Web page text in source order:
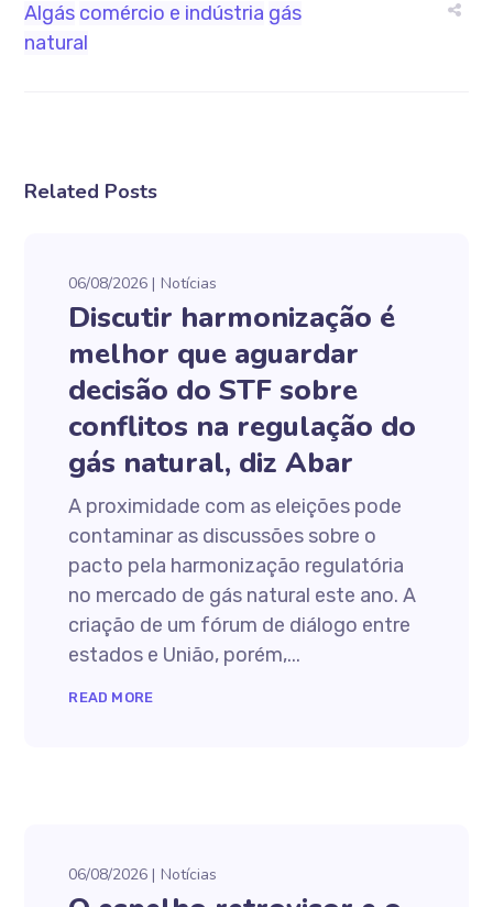
Algás comércio e indústria gás
natural
Related Posts
06/08/2026 Notícias
Discutir harmonização é
melhor que aguardar
decisão do STF sobre
conflitos na regulação do
gás natural, diz Abar
A proximidade com as eleições pode
contaminar as discussões sobre o
pacto pela harmonização regulatória
no mercado de gás natural este ano. A
criação de um fórum de diálogo entre
estados e União, porém,...
READ MORE
06/08/2026 Notícias